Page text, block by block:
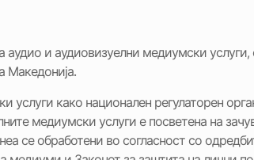
аудио и аудиовизуелни медиумски
Македонија.
услуги како национален регулаторен
медиумски услуги е посветена на
се обработени во согласност со